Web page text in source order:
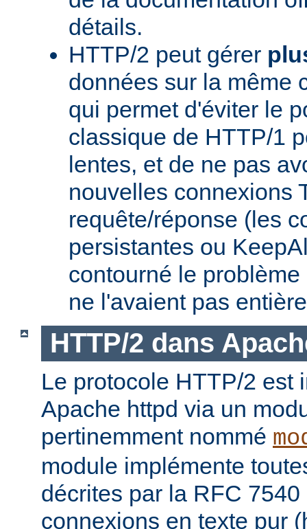
détails.
HTTP/2 peut gérer
données sur la même
qui permet d'éviter le
classique de HTTP/1
lentes, et de ne pas
nouvelles connexions
requête/réponse (les
persistantes ou
contourné le
ne l'avaient pas
HTTP/2 dans
Le protocole HTTP/2 est
Apache httpd via un
pertinemment nommé
module implémente
décrites par la RFC
connexions en texte pur